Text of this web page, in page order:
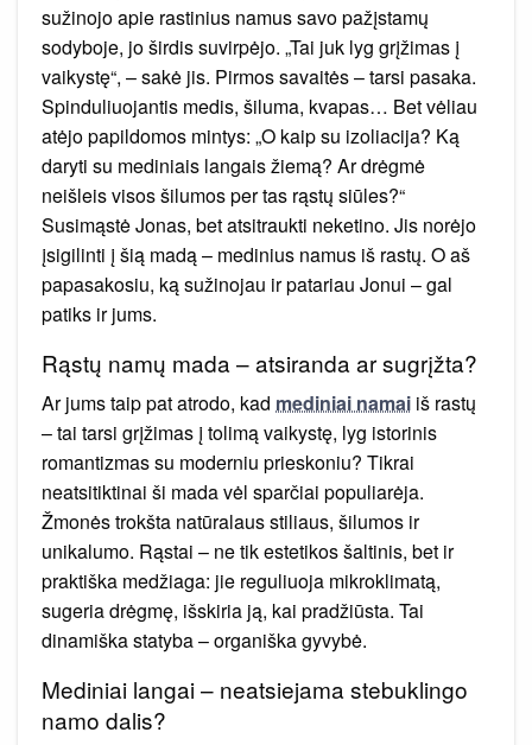
sužinojo apie rastinius namus savo pažįstamų
sodyboje, jo širdis suvirpėjo. „Tai juk lyg grįžimas į
vaikystę“, – sakė jis. Pirmos savaitės – tarsi pasaka.
Spinduliuojantis medis, šiluma, kvapas… Bet vėliau
atėjo papildomos mintys: „O kaip su izoliacija? Ką
daryti su mediniais langais žiemą? Ar drėgmė
neišleis visos šilumos per tas rąstų siūles?“
Susimąstė Jonas, bet atsitraukti neketino. Jis norėjo
įsigilinti į šią madą – medinius namus iš rastų. O aš
papasakosiu, ką sužinojau ir patariau Jonui – gal
patiks ir jums.
Rąstų namų mada – atsiranda ar sugrįžta?
Ar jums taip pat atrodo, kad mediniai namai iš rastų
– tai tarsi grįžimas į tolimą vaikystę, lyg istorinis
romantizmas su moderniu prieskoniu? Tikrai
neatsitiktinai ši mada vėl sparčiai populiarėja.
Žmonės trokšta natūralaus stiliaus, šilumos ir
unikalumo. Rąstai – ne tik estetikos šaltinis, bet ir
praktiška medžiaga: jie reguliuoja mikroklimatą,
sugeria drėgmę, išskiria ją, kai pradžiūsta. Tai
dinamiška statyba – organiška gyvybė.
Mediniai langai – neatsiejama stebuklingo
namo dalis?